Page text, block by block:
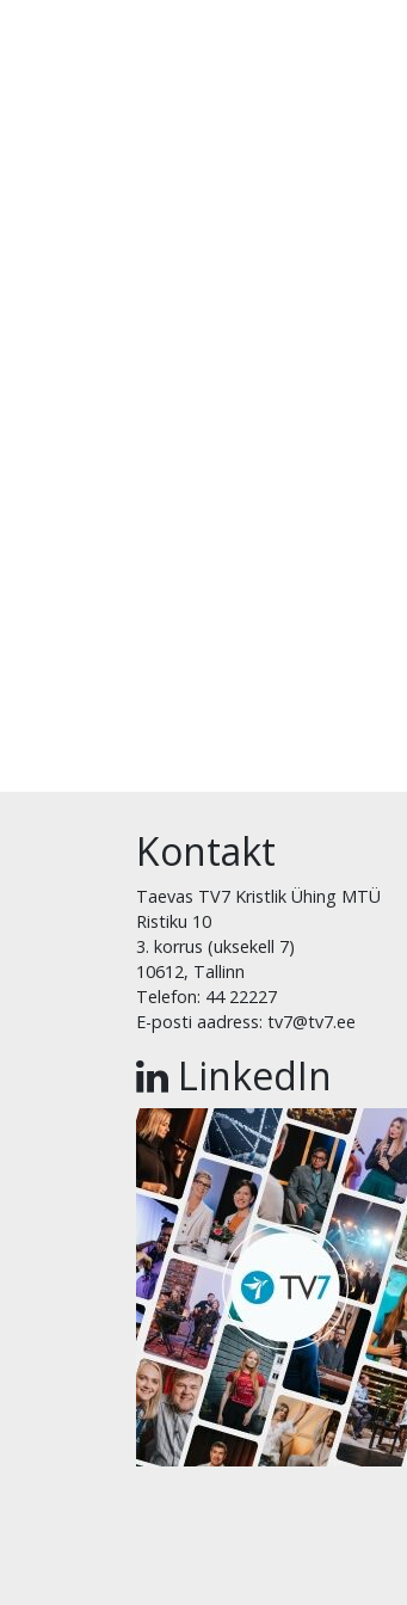
Kontakt
Taevas TV7 Kristlik Ühing MTÜ
Ristiku 10
3. korrus (uksekell 7)
10612, Tallinn
Telefon: 44 22227
E-posti aadress: tv7@tv7.ee
LinkedIn